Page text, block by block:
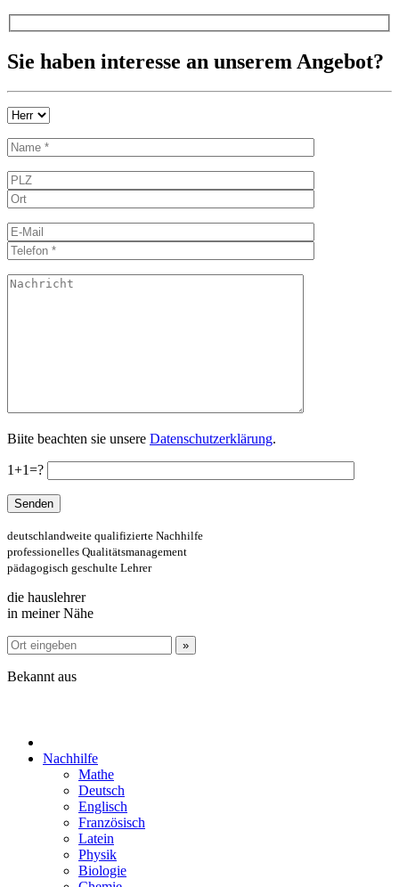
Sie haben interesse an unserem Angebot?
Biite beachten sie unsere Datenschutzerklärung.
1+1=?
deutschlandweite qualifizierte Nachhilfe
professionelles Qualitätsmanagement
pädagogisch geschulte Lehrer
die hauslehrer
in meiner Nähe
Bekannt aus
Nachhilfe
Mathe
Deutsch
Englisch
Französisch
Latein
Physik
Biologie